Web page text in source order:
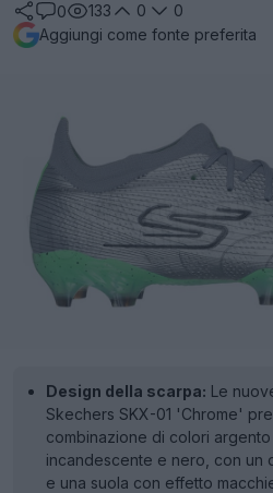
0
133 0
0
Aggiungi come fonte preferita
Design della scarpa: Le
Skechers SKX-01 'Chrome'
combinazione di colori
incandescente e nero, con un
e una suola con effetto